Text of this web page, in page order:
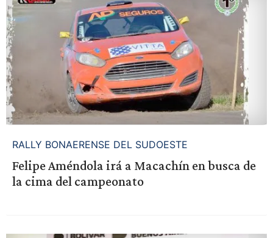
RALLY BONAERENSE DEL SUDOESTE
Felipe Améndola irá a Macachín en busca de
la cima del campeonato